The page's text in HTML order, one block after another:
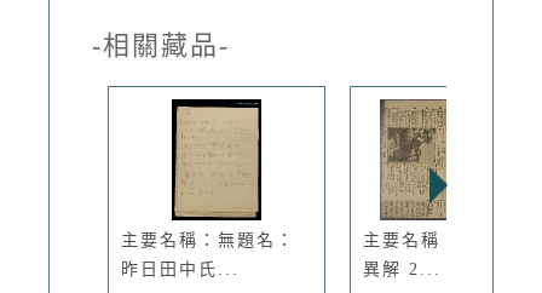
-相關藏品-
主要名稱：無題名：
昨日田中氏...
主要名稱：1、 新約
異解 2...